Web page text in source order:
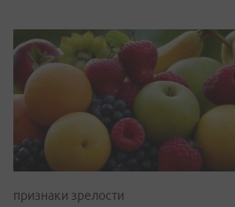
признаки зрелости